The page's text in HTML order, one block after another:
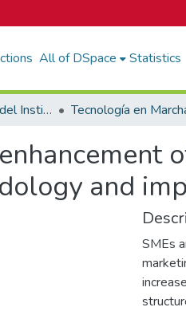
All of DSpace Statistics
Portal de Revistas del Instituto Tecnológico de Costa Rica Tecnología en
and
SMEs